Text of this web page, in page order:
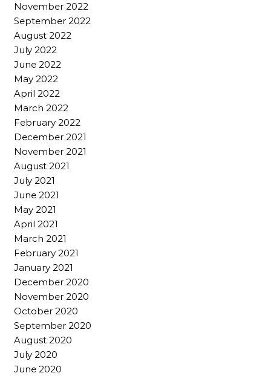
November 2022
September 2022
August 2022
July 2022
June 2022
May 2022
April 2022
March 2022
February 2022
December 2021
November 2021
August 2021
July 2021
June 2021
May 2021
April 2021
March 2021
February 2021
January 2021
December 2020
November 2020
October 2020
September 2020
August 2020
July 2020
June 2020